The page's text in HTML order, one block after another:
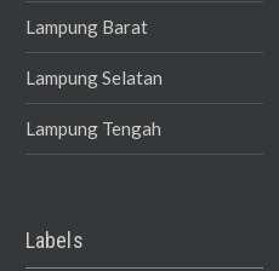
Lampung Barat
Lampung Selatan
Lampung Tengah
Labels